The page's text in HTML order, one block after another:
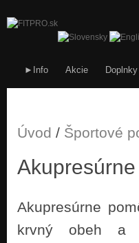
►Info Akcie
Úvod / Športové
Akupresúrne
krvný obeh a